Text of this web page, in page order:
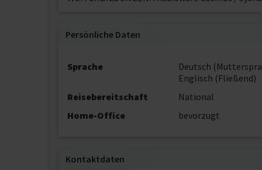
Persönliche Daten
Sprache
Deutsch
Englisch (Fließend)
Reisebereitschaft
National
Home-Office
bevorzugt
Kontaktdaten